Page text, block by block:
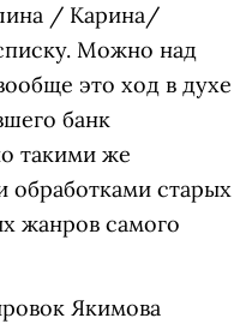
/ Карина/
Можно над
это ход в духе
банк
такими же
старых
жанров самого
Якимова